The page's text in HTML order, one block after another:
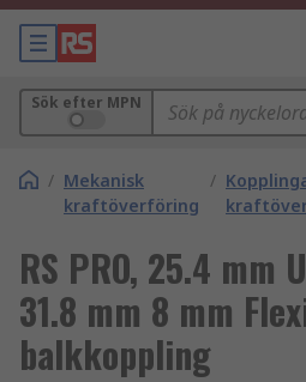
Sök efter MPN
/ Mekanisk
kraftöverföring
/
RS PRO, 25.4 mm
31.8 mm 8 mm
balkkoppling